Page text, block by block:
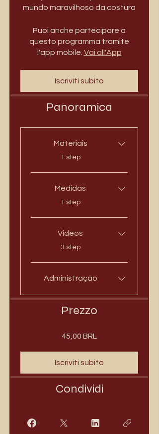
mundo maravilhoso da costura
Puoi anche partecipare a
questo programma tramite
l'app mobile. Vai all'App
Iscriviti subito
Panoramica
Materiais
.
1 step
Medidas
.
1 step
Videos
.
3 step
Administração
Prezzo
45,00 BRL
Iscriviti subito
Condividi